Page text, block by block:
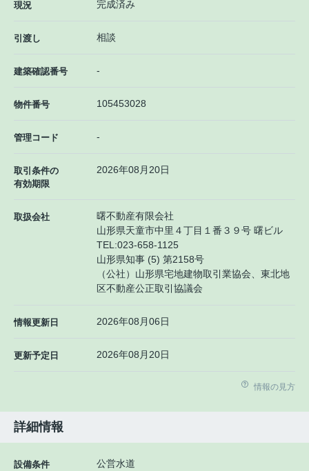
現況 完成済み
引渡し 相談
建築確認番号 -
物件番号 105453028
管理コード -
取引条件の
有効期限
2026年08月20日
取扱会社
曙不動産有限会社
山形県天童市中里４丁目１番３９号 曙ビル
TEL:023-658-1125
山形県知事 (5) 第2158号
（公社）山形県宅地建物取引業協会、東北地
区不動産公正取引協議会
情報更新日 2026年08月06日
更新予定日 2026年08月20日
情報の見方
詳細情報
設備条件
公営水道